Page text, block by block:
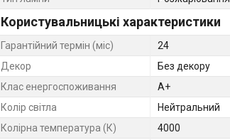
Користувальницькі характеристики
Гарантійний термін (міс)
24
Декор
Без декору
Клас енергоспоживання
A+
Колір світла
Нейтральний
Колірна температура (К)
4000